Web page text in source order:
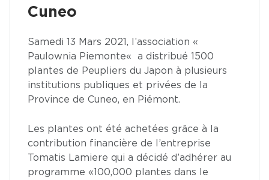
Cuneo
Samedi 13 Mars 2021, l’association «
Paulownia Piemonte« a distribué 1500
plantes de Peupliers du Japon à plusieurs
institutions publiques et privées de la
Province de Cuneo, en Piémont.
Les plantes ont été achetées grâce à la
contribution financière de l’entreprise
Tomatis Lamiere qui a décidé d’adhérer au
programme «100,000 plantes dans le